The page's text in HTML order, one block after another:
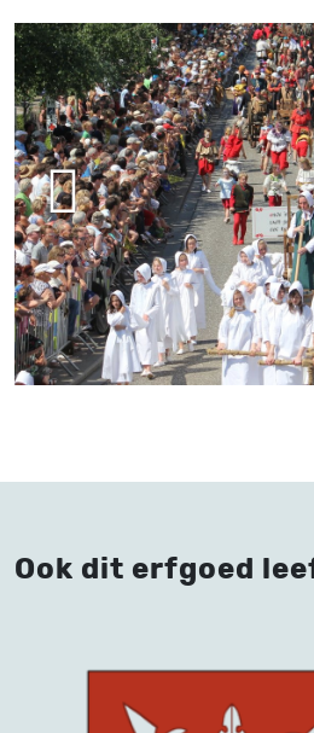
Ook dit erfgoed